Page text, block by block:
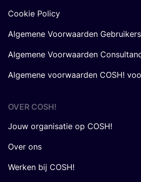
Cookie Policy
Algemene Voorwaarden Gebruikers
Algemene Voorwaarden
Algemene voorwaarden COSH!
OVER COSH!
Jouw organisatie op COSH!
Over ons
Werken bij COSH!